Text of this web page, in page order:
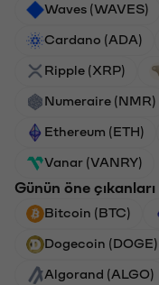
Waves (WAVES)
Cardano (ADA)
Ripple (XRP)
Numeraire (NMR)
Ethereum (ETH)
Vanar (VANRY)
Günün öne çıkanları
Bitcoin (BTC)
Dogecoin (DOGE)
Algorand (ALGO)